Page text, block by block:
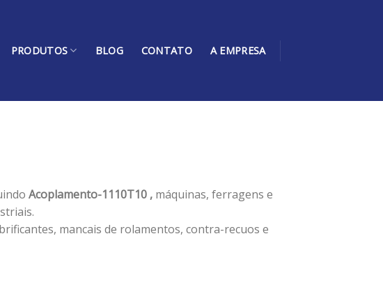
PRODUTOS BLOG CONTATO A EMPRESA
Acoplamento-1110T10 , máquinas, ferragens e
mancais de rolamentos, contra-recuos e